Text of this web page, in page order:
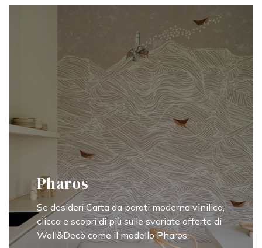
Pharos
Se desideri Carta da parati moderna vinilica,
clicca e scopri di più sulle svariate offerte di
Wall&Decò come il modello Pharos.